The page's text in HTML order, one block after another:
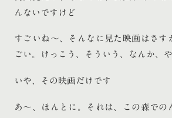
んないですけど
すごいね〜、そんなに見た映画はさす
ごい。けっこう、そういう、なんか、
いや、その映画だけです
あ〜、ほんとに。それは、この森での